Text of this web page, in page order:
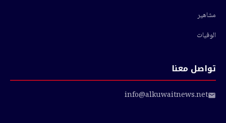
مشاهير
الوفيات
تواصل معنا
info@alkuwaitnews.net